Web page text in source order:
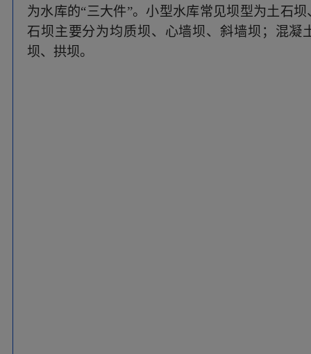
为水库的“三大件”。小型水库常见坝型为土石
石坝主要分为均质坝、心墙坝、斜墙坝；混凝
坝、拱坝。